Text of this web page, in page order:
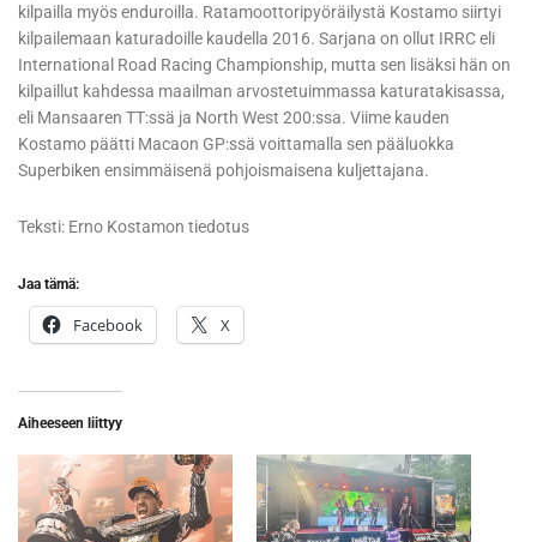
kilpailla myös enduroilla. Ratamoottoripyöräilystä Kostamo siirtyi
kilpailemaan katuradoille kaudella 2016. Sarjana on ollut IRRC eli
International Road Racing Championship, mutta sen lisäksi hän on
kilpaillut kahdessa maailman arvostetuimmassa katuratakisassa,
eli Mansaaren TT:ssä ja North West 200:ssa. Viime kauden
Kostamo päätti Macaon GP:ssä voittamalla sen pääluokka
Superbiken ensimmäisenä pohjoismaisena kuljettajana.
Teksti: Erno Kostamon tiedotus
Jaa tämä:
Facebook X
Aiheeseen liittyy